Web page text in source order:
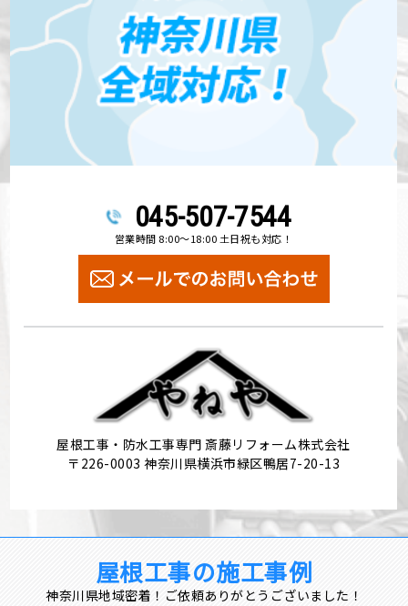
045-507-7544
営業時間 8:00～18:00 土日祝も対応！
屋根工事・防水工事専門 斎藤リフォーム株式会社
〒226-0003 神奈川県横浜市緑区鴨居7-20-13
屋根工事の施工事例
神奈川県地域密着！ご依頼ありがとうございました！